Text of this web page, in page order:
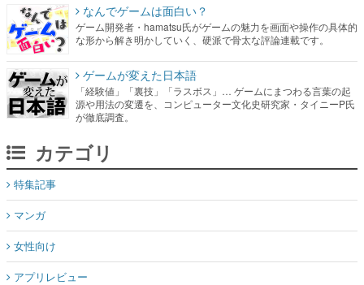
なんでゲームは面白い？
ゲーム開発者・hamatsu氏がゲームの魅力を画面や操作の具体的
な形から解き明かしていく、硬派で骨太な評論連載です。
ゲームが変えた日本語
「経験値」「裏技」「ラスボス」… ゲームにまつわる言葉の起
源や用法の変遷を、コンピューター文化史研究家・タイニーP氏
が徹底調査。
カテゴリ
特集記事
マンガ
女性向け
アプリレビュー